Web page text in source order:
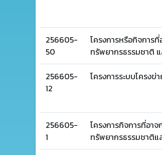
256605-
50
โครงการหรือกิจการ
ทรัพยากรธรรมชาติ
256605-
12
โครงการระบบโครง
256605-
1
โครงการกิจการที่อา
ทรัพยากรธรรมชาติแ